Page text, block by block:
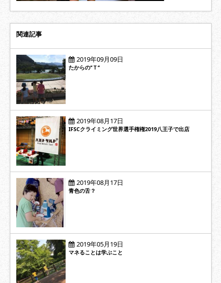
関連記事
2019年09月09日
たからの‘‘Ｔ‘‘
2019年08月17日
IFSCクライミング世界選手権権2019八王子で出店
2019年08月17日
青色の舌？
2019年05月19日
マネることは学ぶこと